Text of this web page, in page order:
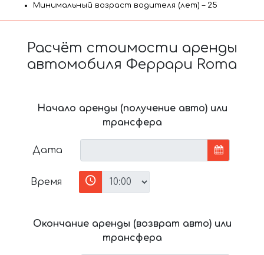
Минимальный возраст водителя (лет) – 25
Расчёт стоимости аренды
автомобиля Феррари Roma
Начало аренды (получение авто) или
трансфера
Дата
Время
Окончание аренды (возврат авто) или
трансфера